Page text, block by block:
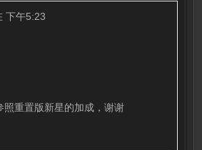
下午5:23
照重置版新星的加成，谢谢